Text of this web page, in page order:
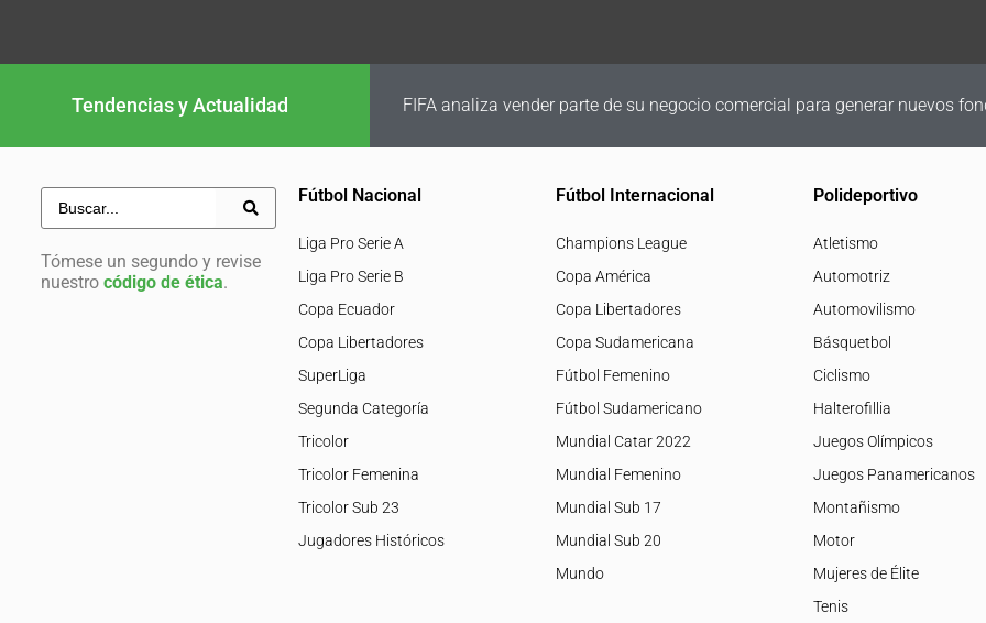
Tendencias y Actualidad FIFA analiza vender parte de su negocio comercial para generar nuevos
Tómese un segundo y revise
nuestro código de ética.
Fútbol Nacional
Liga Pro Serie A
Liga Pro Serie B
Copa Ecuador
Copa Libertadores
SuperLiga
Segunda Categoría
Tricolor
Tricolor Femenina
Tricolor Sub 23
Jugadores Históricos
Fútbol Internacional
Champions League
Copa América
Copa Libertadores
Copa Sudamericana
Fútbol Femenino
Fútbol Sudamericano
Mundial Catar 2022
Mundial Femenino
Mundial Sub 17
Mundial Sub 20
Mundo
Polideportivo
Atletismo
Automotriz
Automovilismo
Básquetbol
Ciclismo
Halterofillia
Juegos Olímpicos
Juegos Panamericanos
Montañismo
Motor
Mujeres de Élite
Tenis